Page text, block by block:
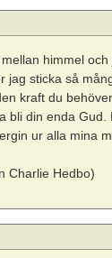
himmel och
sticka så
kraft du
bli din enda
ur alla mina
Charlie Hedbo)